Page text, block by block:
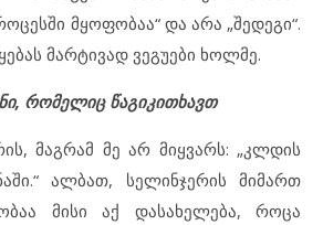
მყოფობაა“ და არა „შედეგი“.
მარტივად ვეგუები ხოლმე.
რომელიც წაგიკითხავთ
მაგრამ მე არ მიყვარს: „კლდის
ალბათ, სელინჯერის მიმართ
მისი აქ დასახელება, როცა